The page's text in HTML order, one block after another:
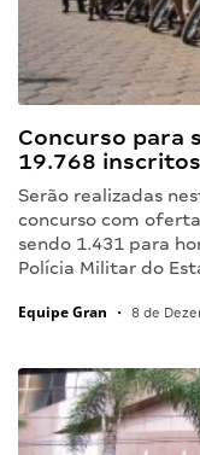
Concurso para
19.768
Serão realizadas
concurso com
sendo 1.431 para
Polícia Militar do
Equipe Gran • 8 de